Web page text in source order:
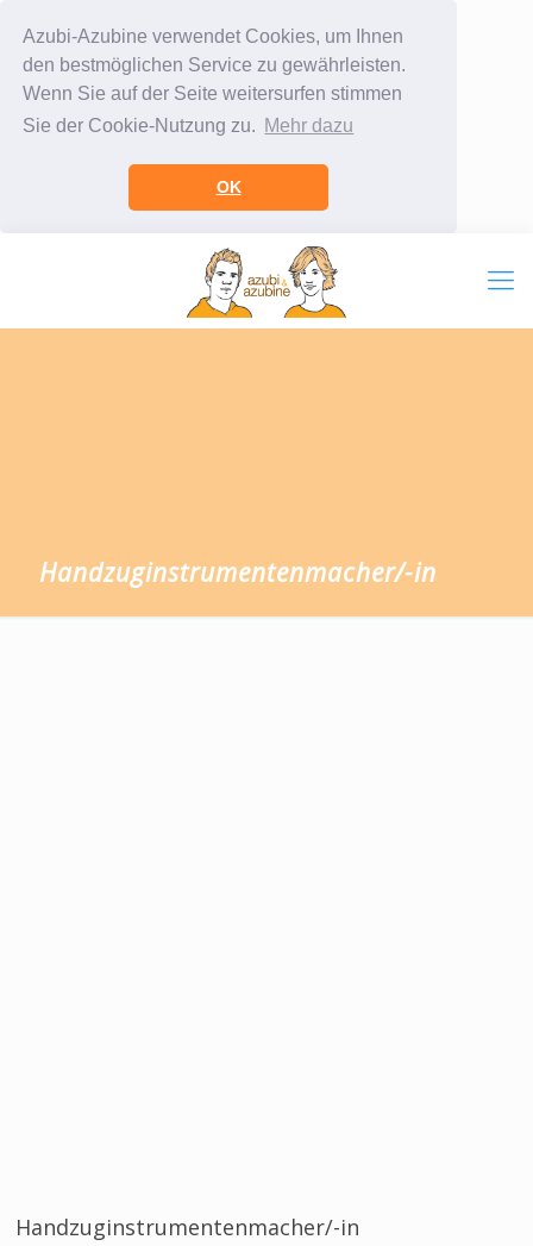
Azubi-Azubine verwendet Cookies, um Ihnen
den bestmöglichen Service zu gewährleisten.
Wenn Sie auf der Seite weitersurfen stimmen
Sie der Cookie-Nutzung zu. Mehr dazu
OK
Handzuginstrumentenmacher/-in
Handzuginstrumentenmacher/-in